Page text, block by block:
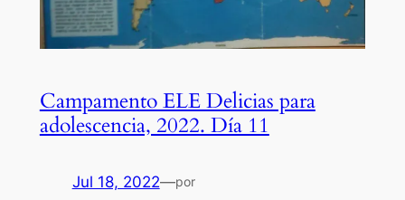
Campamento ELE Delicias para
adolescencia, 2022. Día 11
Jul 18, 2022—por